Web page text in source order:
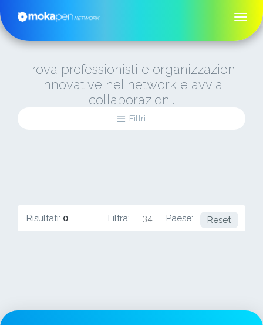
Trova professionisti e organizzazioni
innovative nel network e avvia
collaborazioni.
Filtri
Risultati: 0 Filtra: 34 Paese: FR
Reset